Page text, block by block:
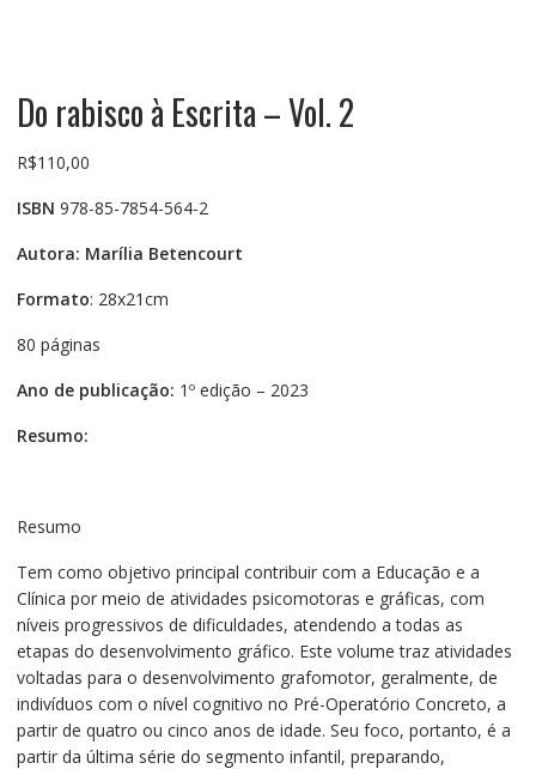
Do rabisco à Escrita – Vol. 2
R$110,00
ISBN 978-85-7854-564-2
Autora: Marília Betencourt
Formato: 28x21cm
80 páginas
Ano de publicação: 1º edição – 2023
Resumo:
Resumo
Tem como objetivo principal contribuir com a Educação e a
Clínica por meio de atividades psicomotoras e gráficas, com
níveis progressivos de dificuldades, atendendo a todas as
etapas do desenvolvimento gráfico. Este volume traz atividades
voltadas para o desenvolvimento grafomotor, geralmente, de
indivíduos com o nível cognitivo no Pré-Operatório Concreto, a
partir de quatro ou cinco anos de idade. Seu foco, portanto, é a
partir da última série do segmento infantil, preparando,